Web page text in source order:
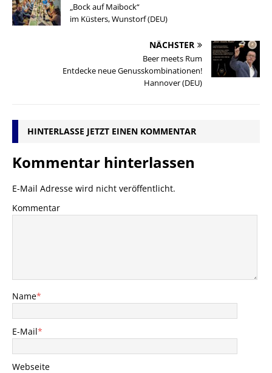
„Bock auf Maibock“
im Küsters, Wunstorf (DEU)
NÄCHSTER
Beer meets Rum
Entdecke neue Genusskombinationen!
Hannover (DEU)
HINTERLASSE JETZT EINEN KOMMENTAR
Kommentar hinterlassen
E-Mail Adresse wird nicht veröffentlicht.
Kommentar
Name*
E-Mail*
Webseite